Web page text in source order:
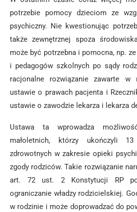
potrzebie pomocy dzieciom ze
psychiczny. Nie kwestionując
także zewnętrznej spoza
może być potrzebna i pomocna, np.
i pedagogów szkolnych po sądy
racjonalne rozwiązanie zawarte w
ustawie o prawach pacjenta i
ustawie o zawodzie lekarza i lekarza
Ustawa ta wprowadza
małoletnich, którzy ukończyli
zdrowotnych w zakresie opieki
zgody rodziców. Takie rozwiązanie
art. 72 ust. 2 Konstytucji RP
ograniczanie władzy rodzicielskiej.
w rodzinie i może doprowadzać do